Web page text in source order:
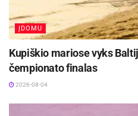
ĮDOMU
Kupiškio mariose vyks
čempionato finalas
2026-08-04